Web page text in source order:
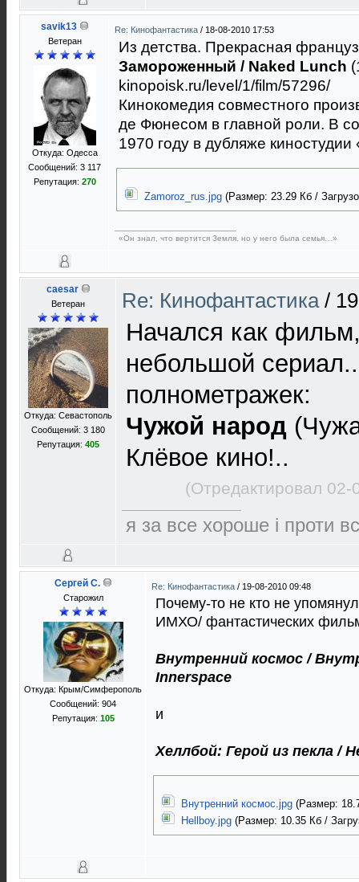
savik13
Ветеран
Откуда: Одесса
Сообщений: 3 117
Репутация: 270
Re: Кинофантастика / 18-08-2010 17:53
Из детства. Прекрасная
Замороженный / Naked Lunch
kinopoisk.ru/level/1/film/57296/
Кинокомедия совместного
де Фюнесом в главной роли. В
1970 году в дубляже
Zamoroz_rus.jpg(Размер: 23.29 Кб /
«Он знал, что вертится Земля, но у него была семья…»
caesar
Ветеран
Откуда: Севастополь
Сообщений: 3 180
Репутация: 405
Re: Кинофантастика /
Начался как
небольшой
полнометражек:
Чужой народ
Клёвое кино!..
(Отредактировал
я за все хороше і проти
Сергей C.
Старожил
Откуда: Крым/Симферополь
Сообщений: 904
Репутация: 105
Re: Кинофантастика / 19-08-2010 09:48
Почему-то не кто не
ИМХО/ фантастических
Внутренний космос /
Innerspace
и
Хеллбой: Герой из пекла /
Внутренний космос.jpg(Размер:
Hellboy.jpg(Размер: 10.35 Кб /